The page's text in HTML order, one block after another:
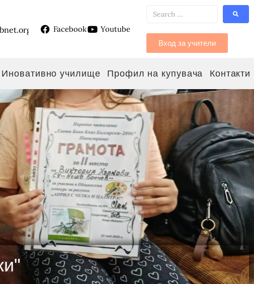
Facebook Youtube
Вход за учители
Иновативно училище Профил на купувача Контакти